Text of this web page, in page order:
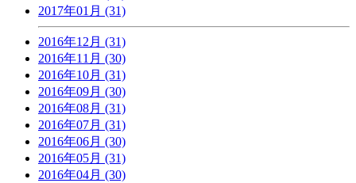
2017年01月 (31)
2016年12月 (31)
2016年11月 (30)
2016年10月 (31)
2016年09月 (30)
2016年08月 (31)
2016年07月 (31)
2016年06月 (30)
2016年05月 (31)
2016年04月 (30)